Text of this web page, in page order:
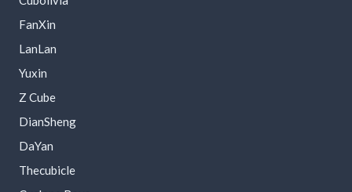
FanXin
LanLan
Yuxin
Z Cube
DianSheng
DaYan
Thecubicle